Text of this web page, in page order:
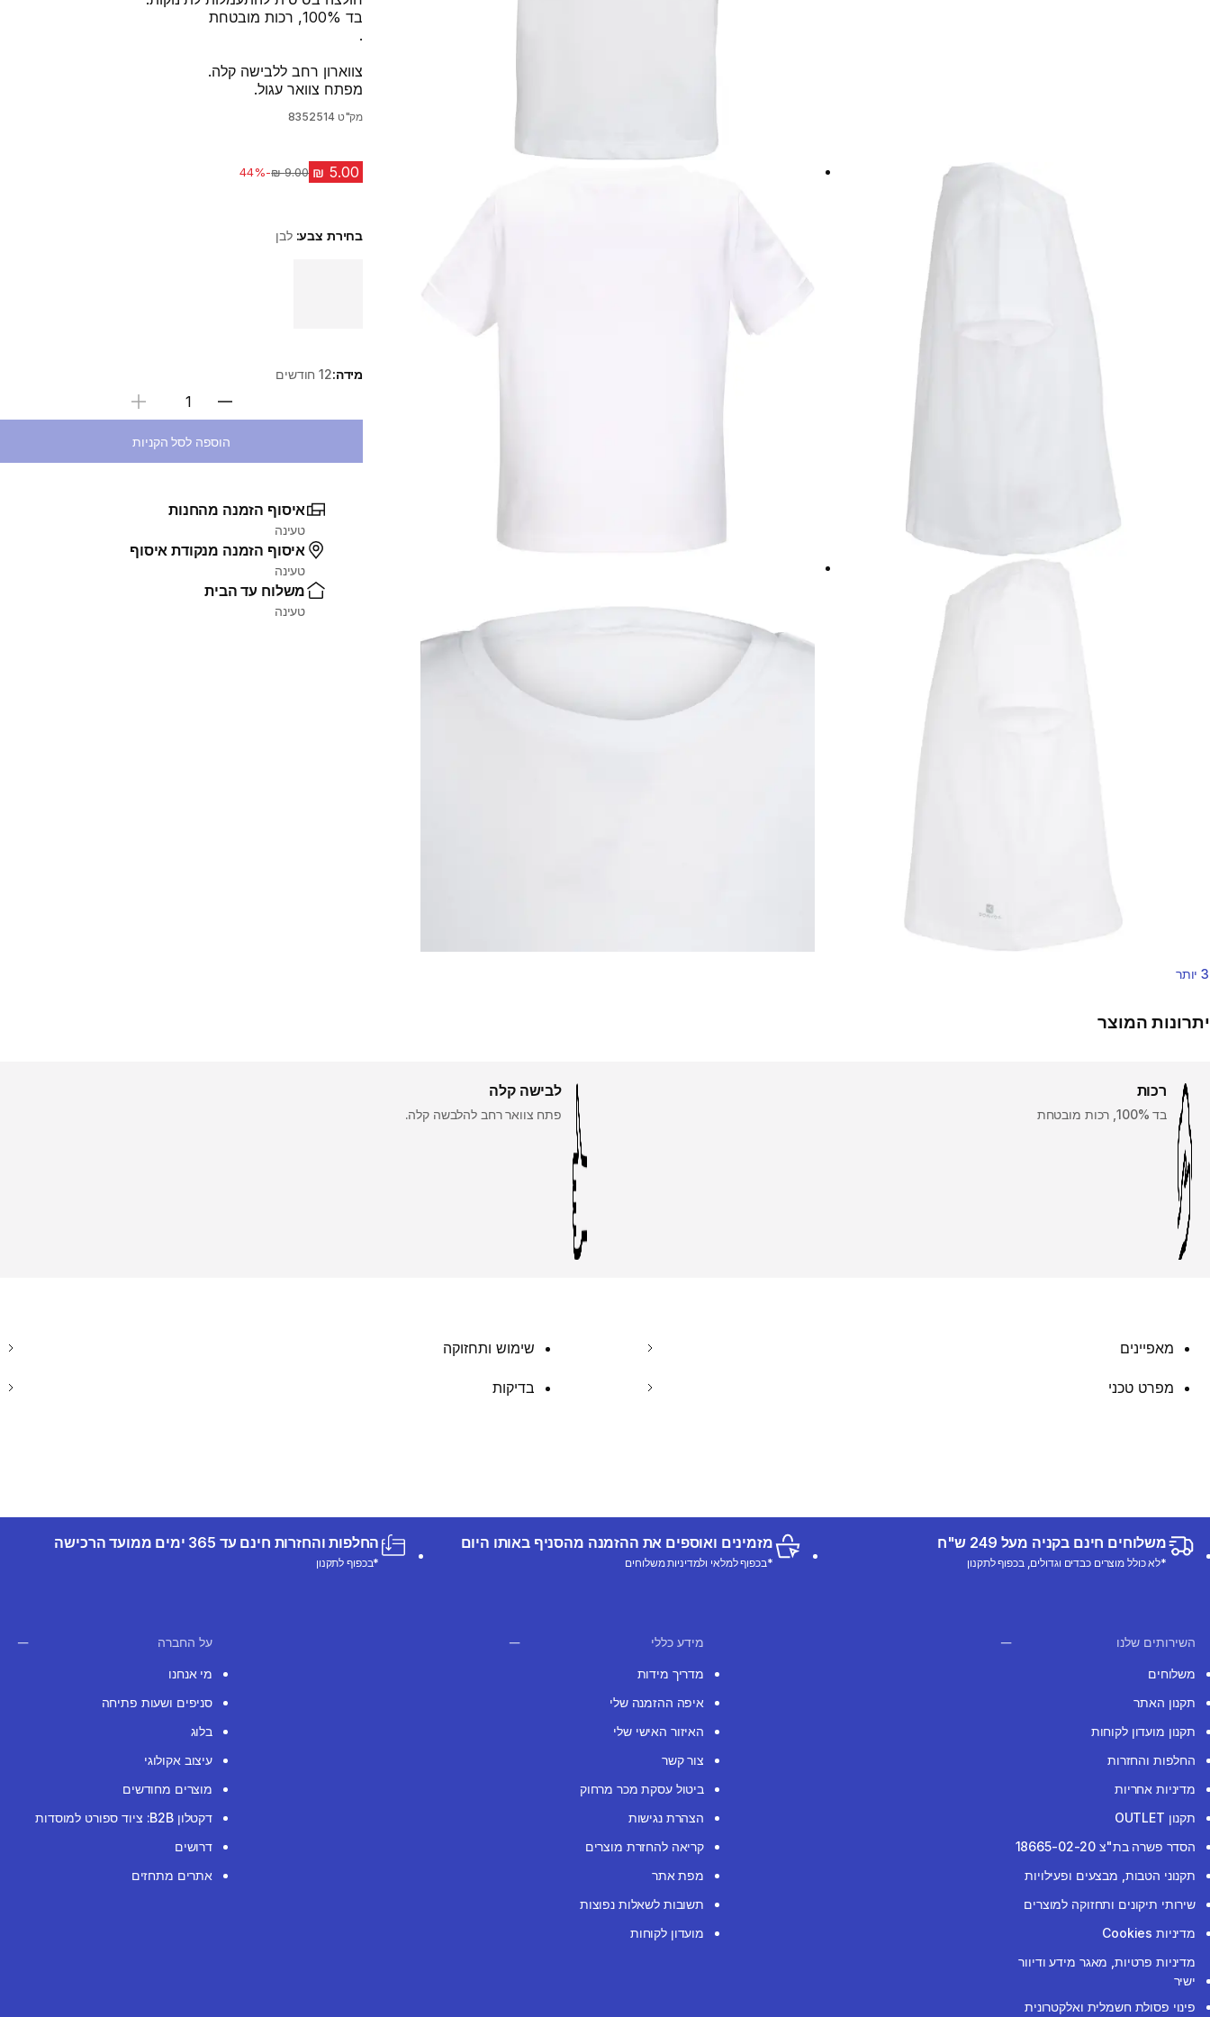
3 יותר
בד 100%, רכות מובטחת
.
צווארון רחב ללבישה קלה.
מפתח צוואר עגול.
מק"ט 8352514
מחיר לפני הנחה‏9.00 ₪
-44%
בחירת צבע:לבן
מידה:12 חודשים
בחירת כמות
הוספה לסל הקניות
איסוף הזמנה מהחנות
טעינה
איסוף הזמנה מנקודת איסוף
טעינה
משלוח עד הבית
טעינה
יתרונות המוצר
רכות
בד 100%, רכות מובטחת
לבישה קלה
פתח צוואר רחב להלבשה קלה.
מאפיינים שימוש ותחזוקה
מפרט טכני בדיקות
משלוחים חינם בקניה מעל 249 ש"ח
*לא כולל מוצרים כבדים וגדולים, בכפוף לתקנון
מזמינים ואוספים את ההזמנה מהסניף באותו היום
*בכפוף למלאי ולמדיניות משלוחים
החלפות והחזרות חינם עד 365 ימים ממועד הרכישה
*בכפוף לתקנון
השירותים שלנו
משלוחים
תקנון האתר
תקנון מועדון לקוחות
החלפות והחזרות
מדיניות אחריות
תקנון OUTLET
הסדר פשרה בת"צ 18665-02-20
תקנוני הטבות, מבצעים ופעילויות
שירותי תיקונים ותחזוקה למוצרים
מדיניות Cookies
מדיניות פרטיות, מאגר מידע ודיוור
ישיר
פינוי פסולת חשמלית ואלקטרונית
מידע כללי
מדריך מידות
איפה ההזמנה שלי
האיזור האישי שלי
צור קשר
ביטול עסקת מכר מרחוק
הצהרת נגישות
קריאה להחזרת מוצרים
מפת אתר
תשובות לשאלות נפוצות
מועדון לקוחות
על החברה
מי אנחנו
סניפים ושעות פתיחה
בלוג
עיצוב אקולוגי
מוצרים מחודשים
דקטלון B2B: ציוד ספורט למוסדות
דרושים
אתרים מתחזים